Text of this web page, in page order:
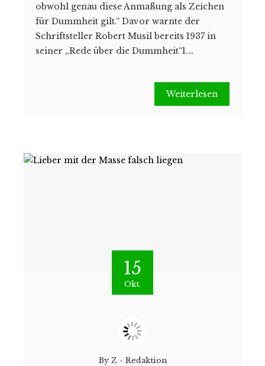
obwohl genau diese Anmaßung als Zeichen
für Dummheit gilt.“ Davor warnte der
Schriftsteller Robert Musil bereits 1937 in
seiner „Rede über die Dummheit“1.…
Weiterlesen
15
Okt.
By Z - Redaktion